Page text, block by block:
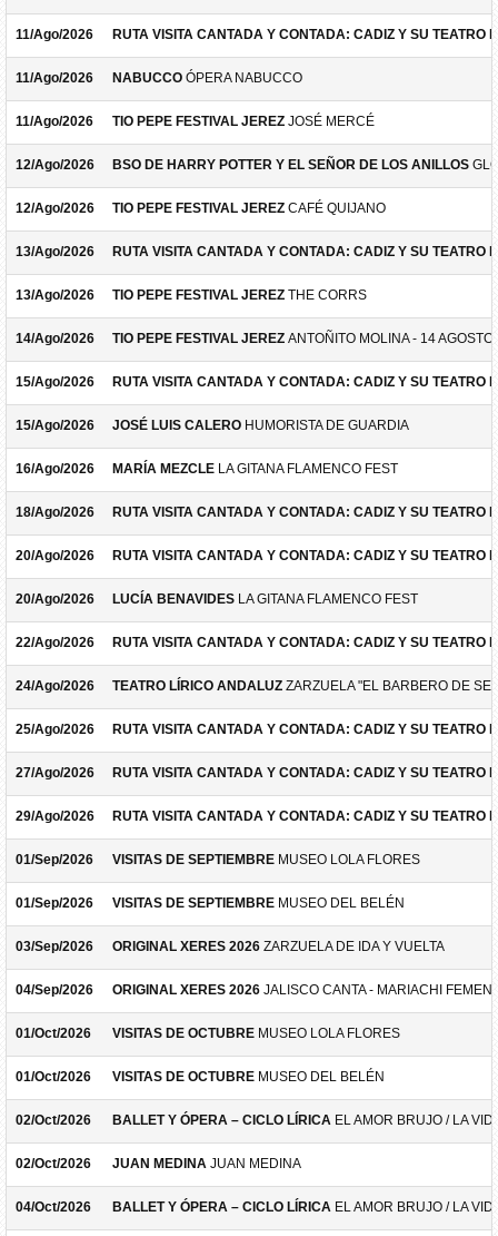
11/Ago/2026 RUTA VISITA CANTADA Y CONTADA: CADIZ Y SU TEATRO
11/Ago/2026 NABUCCO ÓPERA NABUCCO
11/Ago/2026 TIO PEPE FESTIVAL JEREZ JOSÉ MERCÉ
12/Ago/2026 BSO DE HARRY POTTER Y EL SEÑOR DE LOS ANILLOS
12/Ago/2026 TIO PEPE FESTIVAL JEREZ CAFÉ QUIJANO
13/Ago/2026 RUTA VISITA CANTADA Y CONTADA: CADIZ Y SU TEATRO
13/Ago/2026 TIO PEPE FESTIVAL JEREZ THE CORRS
14/Ago/2026 TIO PEPE FESTIVAL JEREZ ANTOÑITO MOLINA - 14 AGOSTO
15/Ago/2026 RUTA VISITA CANTADA Y CONTADA: CADIZ Y SU TEATRO
15/Ago/2026 JOSÉ LUIS CALERO HUMORISTA DE GUARDIA
16/Ago/2026 MARÍA MEZCLE LA GITANA FLAMENCO FEST
18/Ago/2026 RUTA VISITA CANTADA Y CONTADA: CADIZ Y SU TEATRO
20/Ago/2026 RUTA VISITA CANTADA Y CONTADA: CADIZ Y SU TEATRO
20/Ago/2026 LUCÍA BENAVIDES LA GITANA FLAMENCO FEST
22/Ago/2026 RUTA VISITA CANTADA Y CONTADA: CADIZ Y SU TEATRO
24/Ago/2026 TEATRO LÍRICO ANDALUZ ZARZUELA "EL BARBERO DE
25/Ago/2026 RUTA VISITA CANTADA Y CONTADA: CADIZ Y SU TEATRO
27/Ago/2026 RUTA VISITA CANTADA Y CONTADA: CADIZ Y SU TEATRO
29/Ago/2026 RUTA VISITA CANTADA Y CONTADA: CADIZ Y SU TEATRO
01/Sep/2026 VISITAS DE SEPTIEMBRE MUSEO LOLA FLORES
01/Sep/2026 VISITAS DE SEPTIEMBRE MUSEO DEL BELÉN
03/Sep/2026 ORIGINAL XERES 2026 ZARZUELA DE IDA Y VUELTA
04/Sep/2026 ORIGINAL XERES 2026 JALISCO CANTA - MARIACHI
01/Oct/2026 VISITAS DE OCTUBRE MUSEO LOLA FLORES
01/Oct/2026 VISITAS DE OCTUBRE MUSEO DEL BELÉN
02/Oct/2026 BALLET Y ÓPERA – CICLO LÍRICA EL AMOR BRUJO / LA
02/Oct/2026 JUAN MEDINA JUAN MEDINA
04/Oct/2026 BALLET Y ÓPERA – CICLO LÍRICA EL AMOR BRUJO / LA